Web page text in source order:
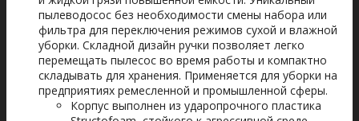
пылеводосос без необходимости смены набора или
фильтра для переключения режимов сухой и влажной
уборки. Складной дизайн ручки позволяет легко
перемещать пылесос во время работы и компактно
складывать для хранения. Применяется для уборки на
предприятиях ремесленной и промышленной сферы.
Корпус выполнен из ударопрочного пластика